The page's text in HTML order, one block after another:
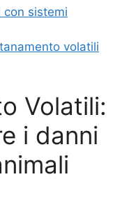
sistemi
volatili
Volatili:
i danni